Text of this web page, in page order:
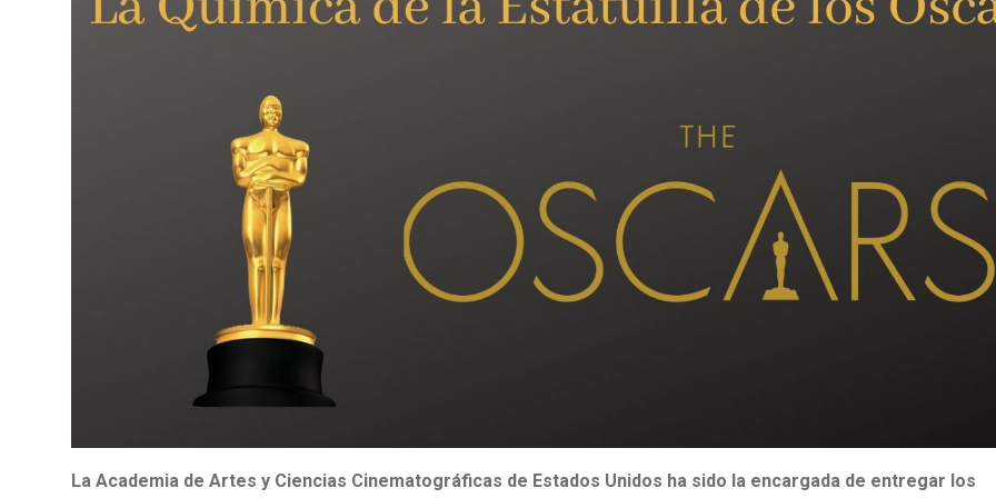
La Academia de Artes y Ciencias Cinematográficas de Estados Unidos ha sido la encargada de entregar los